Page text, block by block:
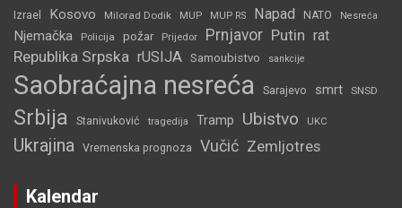
Izrael Kosovo Milorad Dodik MUP MUP RS Napad NATO Nesreća
Njemačka Policija požar Prijedor Prnjavor Putin rat
Republika Srpska rUSIJA Samoubistvo sankcije
Saobraćajna nesreća Sarajevo smrt SNSD
Srbija Stanivuković tragedija Tramp Ubistvo UKC
Ukrajina Vremenska prognoza Vučić Zemljotres
Kalendar